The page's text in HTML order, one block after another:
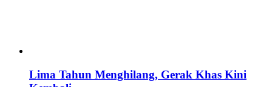
Lima Tahun Menghilang, Gerak Khas Kini